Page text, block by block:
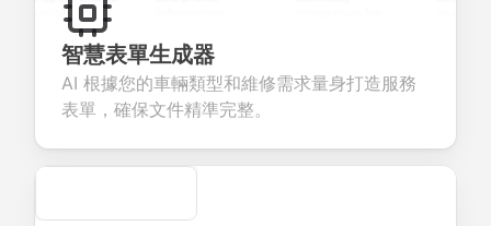
to
valuable
about
products or
seamless
account
creation.
candidate
智慧表單生成器
AI 根據您的車輛類型和維修需求量身打造服務
表單，確保文件精準完整。
Secure